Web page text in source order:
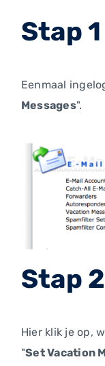
Stap 1
Eenmaal
Messages".
Stap 2
Hier klik je op,
"Set Vacation